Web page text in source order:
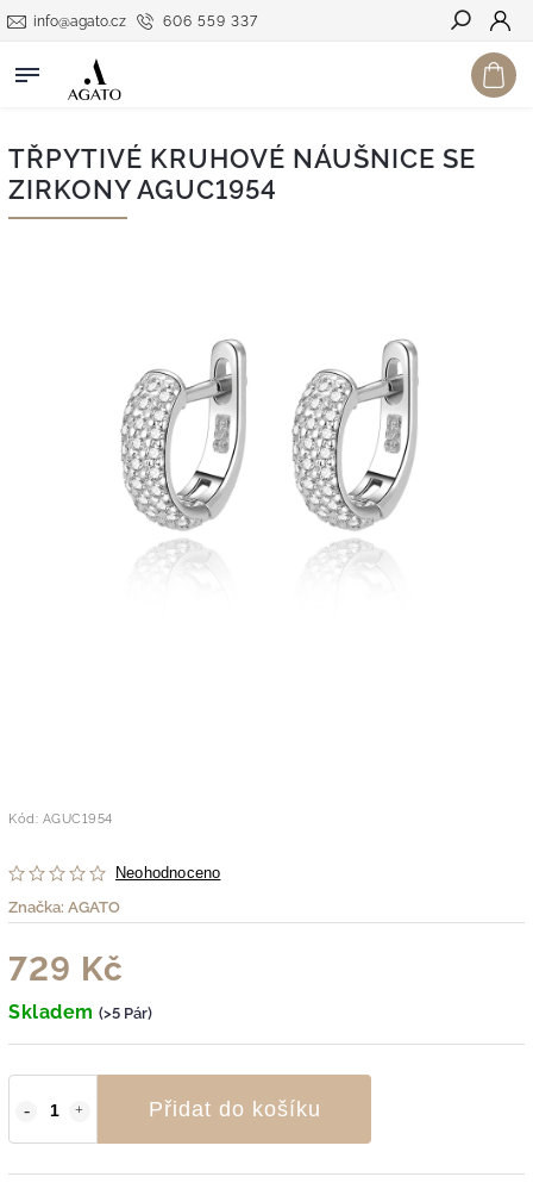
606 559 337
info@agato.cz
Hledat
TŘPYTIVÉ KRUHOVÉ NÁUŠNICE SE
ZIRKONY AGUC1954
Kód: AGUC1954
Neohodnoceno
Značka: AGATO
729 Kč
Skladem (>5 Pár)
Přidat do košíku